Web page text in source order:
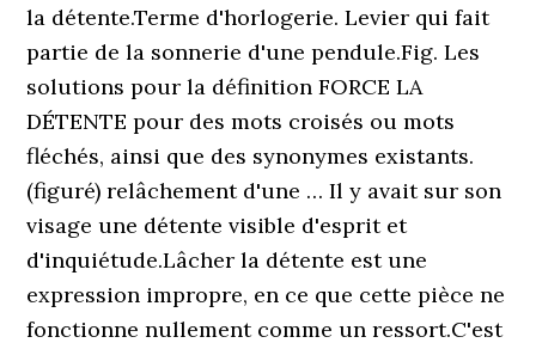
la détente.Terme d'horlogerie. Levier qui fait
partie de la sonnerie d'une pendule.Fig. Les
solutions pour la définition FORCE LA
DÉTENTE pour des mots croisés ou mots
fléchés, ainsi que des synonymes existants.
(figuré) relâchement d'une … Il y avait sur son
visage une détente visible d'esprit et
d'inquiétude.Lâcher la détente est une
expression impropre, en ce que cette pièce ne
fonctionne nullement comme un ressort.C'est